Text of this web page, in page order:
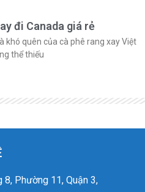
đi Canada giá rẻ
khó quên của cà phê rang xay Việt
thể thiếu
Phường 11, Quận 3,